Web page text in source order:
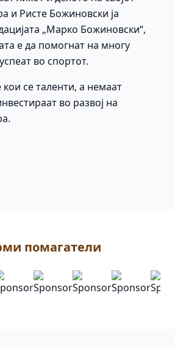
и Ристе Божиновски ја
„Марко Божиновски“,
е да помогнат на многу
во спортот.
се таленти, а немаат
во развој на
помагатели